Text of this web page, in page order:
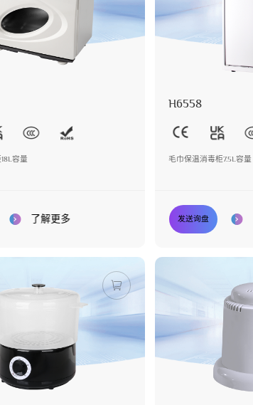
容量
了解更多
H6558
毛巾保温消毒柜7.5L容量
发送询盘